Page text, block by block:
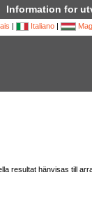
Information for
| Italiano|
resultat hänvisas till